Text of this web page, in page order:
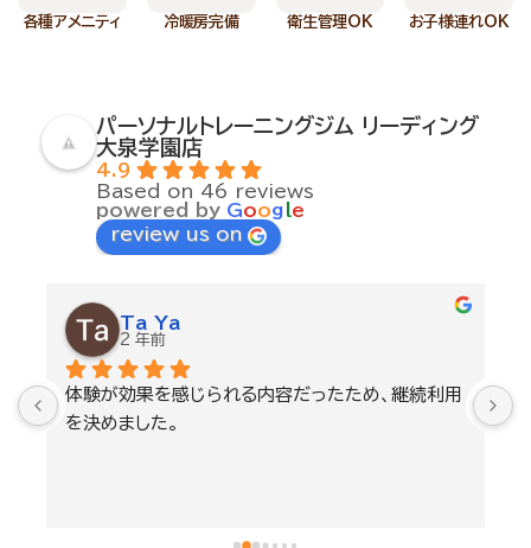
各種アメニティ 冷暖房完備 衛生管理OK お子様連れOK
パーソナルトレーニングジム リーディング
大泉学園店
4.9
Based on 46 reviews
powered by Goog le
review us on
Ta Ya
2 年前
体験が効果を感じられる内容だったため、継続利用
を決めました。